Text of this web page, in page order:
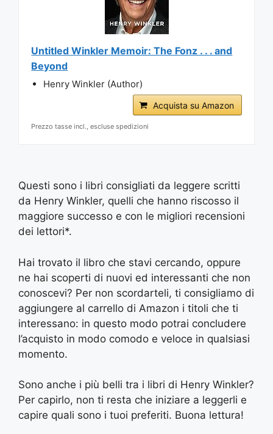
Untitled Winkler Memoir: The Fonz . . . and
Beyond
Henry Winkler (Author)
Acquista su Amazon
Prezzo tasse incl., escluse spedizioni
Questi sono i libri consigliati da leggere scritti
da Henry Winkler, quelli che hanno riscosso il
maggiore successo e con le migliori recensioni
dei lettori*.
Hai trovato il libro che stavi cercando, oppure
ne hai scoperti di nuovi ed interessanti che non
conoscevi? Per non scordarteli, ti consigliamo di
aggiungere al carrello di Amazon i titoli che ti
interessano: in questo modo potrai concludere
l’acquisto in modo comodo e veloce in qualsiasi
momento.
Sono anche i più belli tra i libri di Henry Winkler?
Per capirlo, non ti resta che iniziare a leggerli e
capire quali sono i tuoi preferiti. Buona lettura!